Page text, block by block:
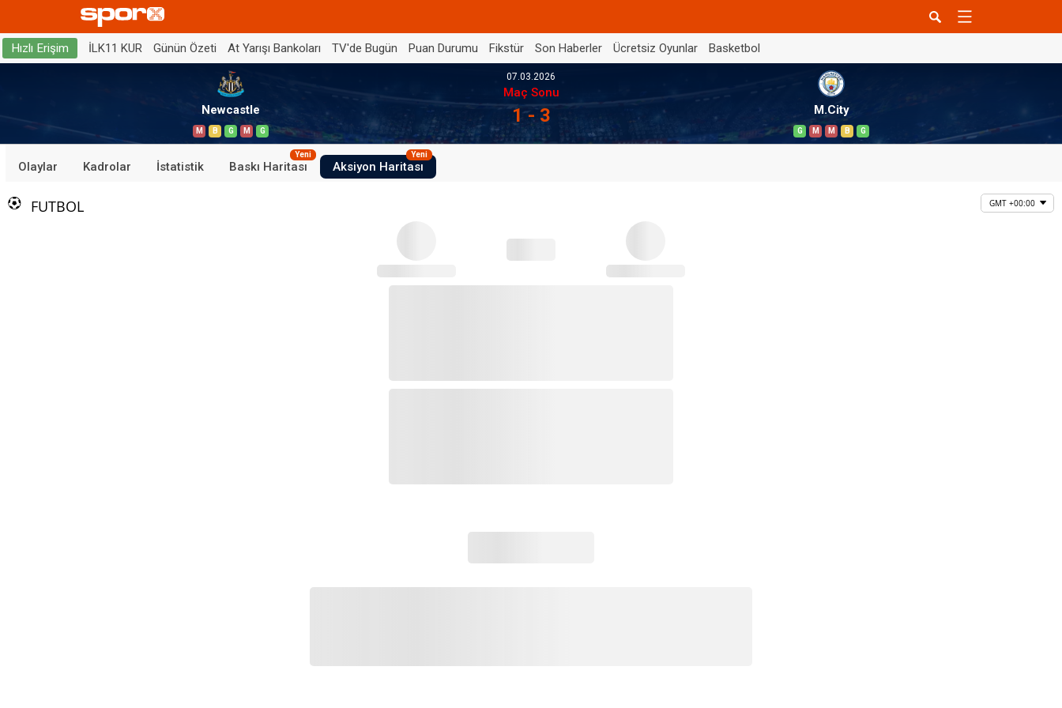
Hızlı Erişim İLK11 KUR Günün Özeti At Yarışı Bankoları TV'de Bugün Puan Durumu Fikstür Son Haberler Ücretsiz Oyunlar Basketbol
Newcastle
M B G M G
07.03.2026
Maç Sonu
1 - 3 M.City
G M M B G
Olaylar Kadrolar İstatistik Baskı Haritası
Yeni
Aksiyon Haritası
Yeni
FUTBOL GMT +00:00